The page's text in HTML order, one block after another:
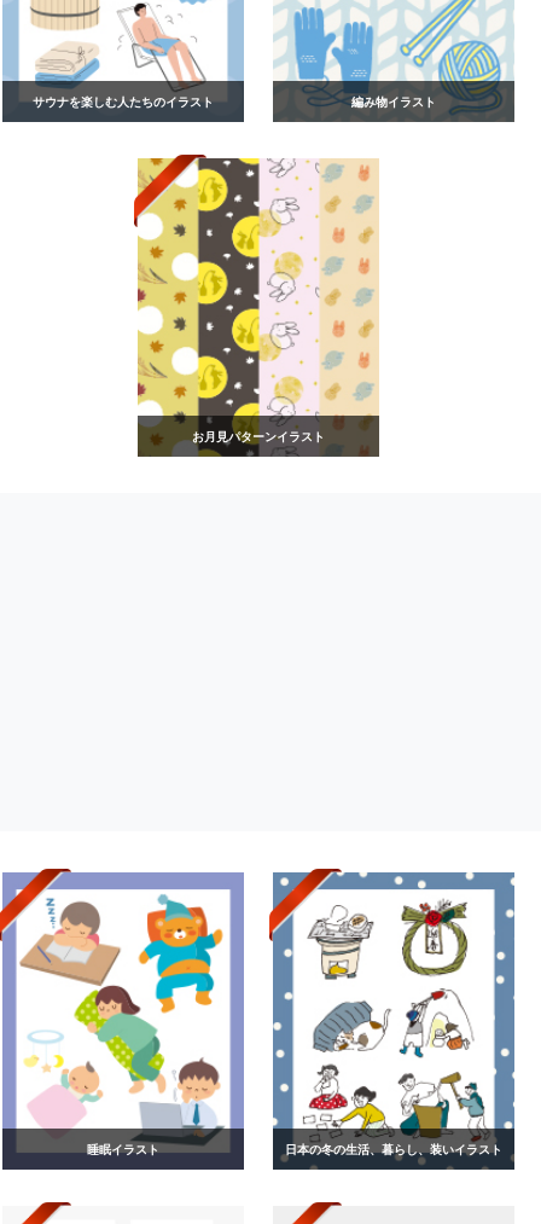
サウナを楽しむ人たちのイラスト 編み物イラスト
お月見パターンイラスト
睡眠イラスト 日本の冬の生活、暮らし、装いイラスト